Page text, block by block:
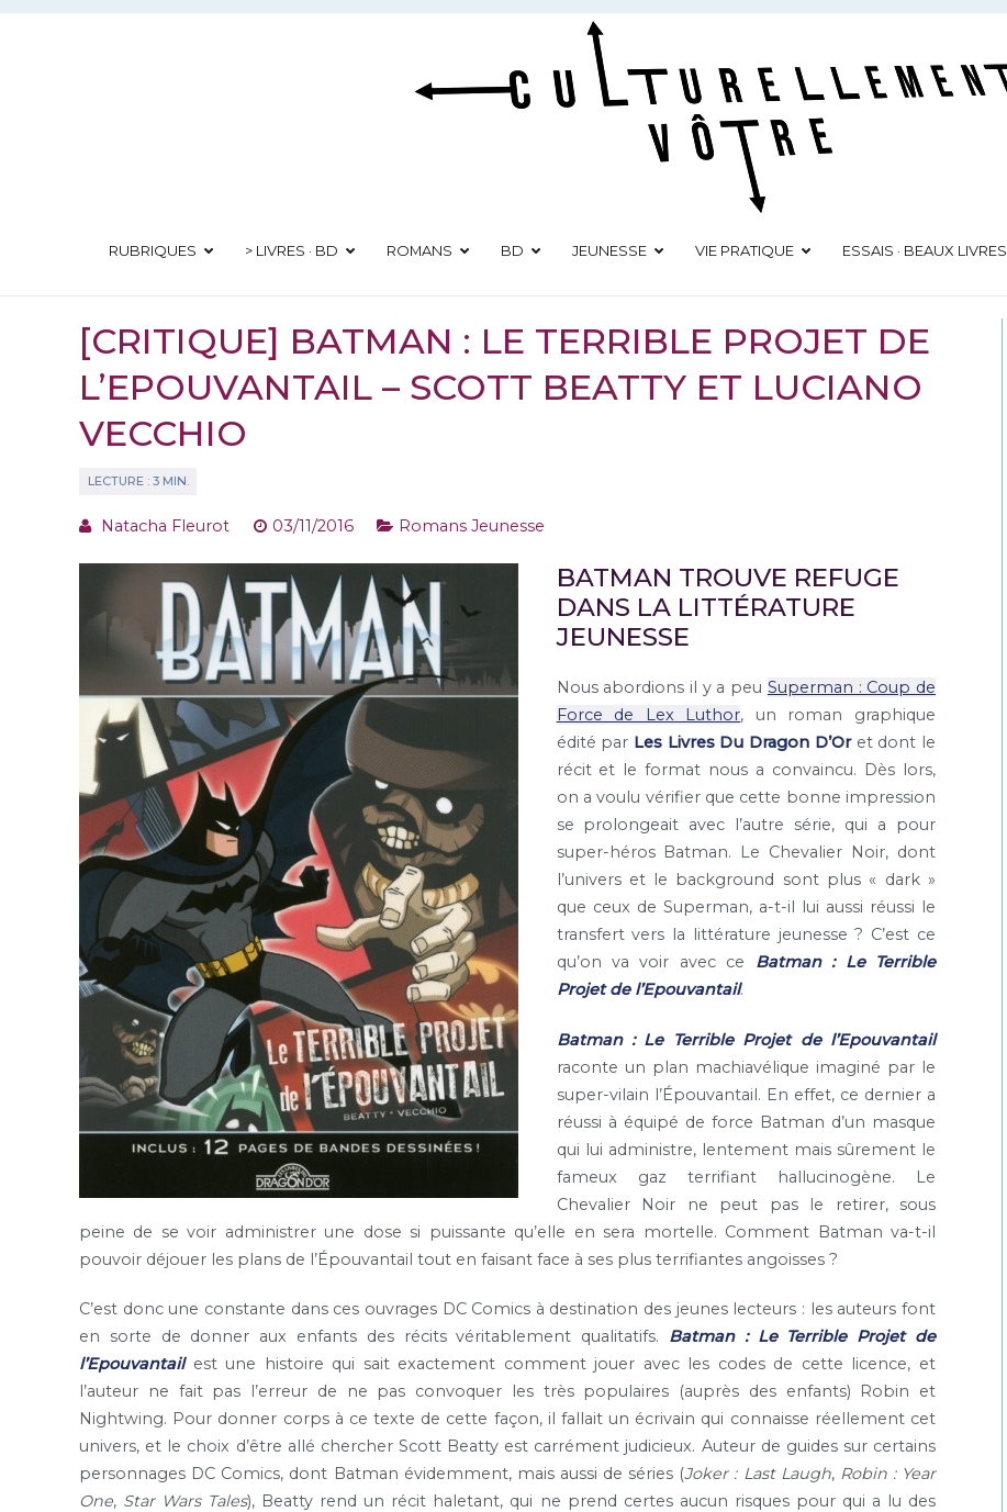
Aller
RUBRIQUES > LIVRES · BD ROMANS BD JEUNESSE VIE PRATIQUE ESSAIS · BEAUX LIVRES
[CRITIQUE] BATMAN : LE TERRIBLE PROJET DE
L’EPOUVANTAIL – SCOTT BEATTY ET LUCIANO
VECCHIO
Natacha Fleurot 03/11/2016 Romans Jeunesse
BATMAN TROUVE REFUGE
DANS LA LITTÉRATURE
JEUNESSE
Nous abordions il y a peu Superman : Coup de
Force de Lex Luthor, un roman graphique
édité par Les Livres Du Dragon D’Oret dont le
récit et le format nous a convaincu. Dès lors,
on a voulu vérifier que cette bonne impression
se prolongeait avec l’autre série, qui a pour
super-héros Batman. Le Chevalier Noir, dont
l’univers et le background sont plus « dark »
que ceux de Superman, a-t-il lui aussi réussi le
transfert vers la littérature jeunesse ? C’est ce
qu’on va voir avec ce Batman : Le Terrible
Projet de l’Epouvantail.
Batman : Le Terrible Projet de l’Epouvantail
raconte un plan machiavélique imaginé par le
super-vilain l’Épouvantail. En effet, ce dernier a
réussi à équipé de force Batman d’un masque
qui lui administre, lentement mais sûrement le
fameux gaz terrifiant hallucinogène. Le
Chevalier Noir ne peut pas le retirer, sous
peine de se voir administrer une dose si puissante qu’elle en sera mortelle. Comment Batman va-t-il
pouvoir déjouer les plans de l’Épouvantail tout en faisant face à ses plus terrifiantes angoisses ?
C’est donc une constante dans ces ouvrages DC Comics à destination des jeunes lecteurs : les auteurs font
en sorte de donner aux enfants des récits véritablement qualitatifs. Batman : Le Terrible Projet de
l’Epouvantailest une histoire qui sait exactement comment jouer avec les codes de cette licence, et
l’auteur ne fait pas l’erreur de ne pas convoquer les très populaires (auprès des enfants) Robin et
Nightwing. Pour donner corps à ce texte de cette façon, il fallait un écrivain qui connaisse réellement cet
univers, et le choix d’être allé chercher Scott Beatty est carrément judicieux. Auteur de guides sur certains
personnages DC Comics, dont Batman évidemment, mais aussi de séries (Joker : Last Laugh, Robin : Year
One, Star Wars Tales), Beatty rend un récit haletant, qui ne prend certes aucun risques pour qui a lu des